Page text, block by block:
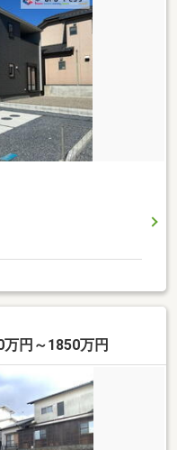
円～1850万円